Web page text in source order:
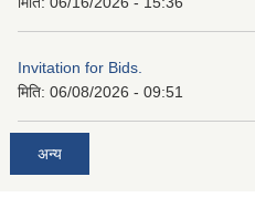
Invitation for Bids.
मिति: 06/08/2026 - 09:51
अन्य